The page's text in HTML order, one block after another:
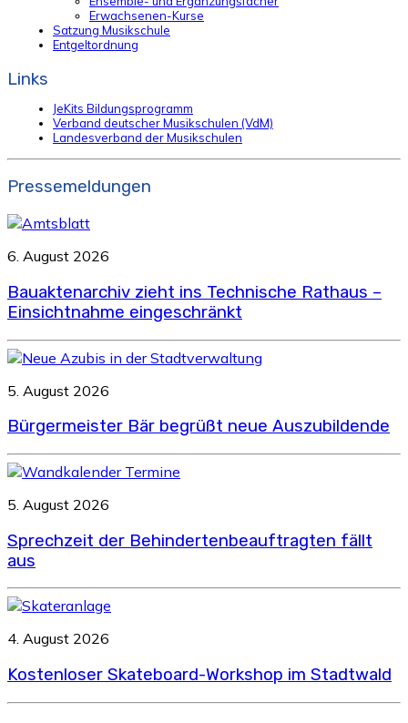
Erwachsenen-Kurse
Satzung Musikschule
Entgeltordnung
Links
JeKits Bildungsprogramm
Verband deutscher Musikschulen (VdM)
Landesverband der Musikschulen
Pressemeldungen
6. August 2026
Bauaktenarchiv zieht ins Technische Rathaus –
Einsichtnahme eingeschränkt
5. August 2026
Bürgermeister Bär begrüßt neue Auszubildende
5. August 2026
Sprechzeit der Behindertenbeauftragten fällt
aus
4. August 2026
Kostenloser Skateboard-Workshop im Stadtwald